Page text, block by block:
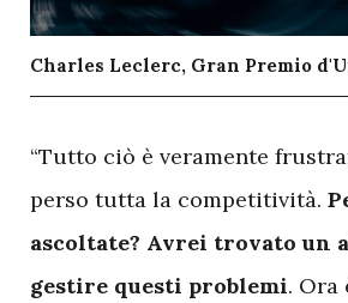
Charles Leclerc, Gran Premio
“Tutto ciò è veramente
perso tutta la competitività.
ascoltate? Avrei trovato un
gestire questi problemi. Ora